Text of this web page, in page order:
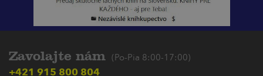
Zavolajte nám (Po-Pia 8:00-17:00)
+421 915 800 804